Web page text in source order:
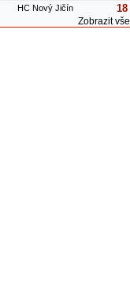
HC Nový Jičín 18
Zobrazit vše